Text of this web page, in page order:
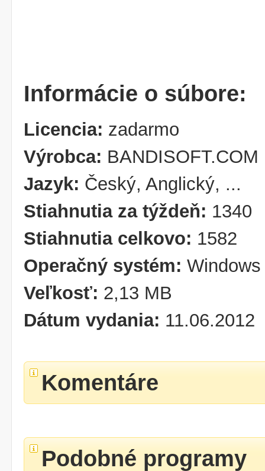
Informácie o súbore:
Licencia: zadarmo
Výrobca: BANDISOFT.COM
Jazyk: Český, Anglický, ...
Stiahnutia za týždeň: 1340
Stiahnutia celkovo: 1582
Operačný systém:
Veľkosť: 2,13 MB
Dátum vydania: 11.06.2012
Komentáre
Podobné programy